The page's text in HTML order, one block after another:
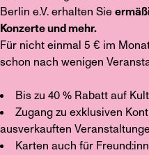
Berlin e.V. erhalten Sie
Konzerte und mehr.
Für nicht einmal 5 € im
schon nach wenigen
Bis zu 40 % Rabatt auf
Zugang zu exklusiven
ausverkauften
Karten auch für